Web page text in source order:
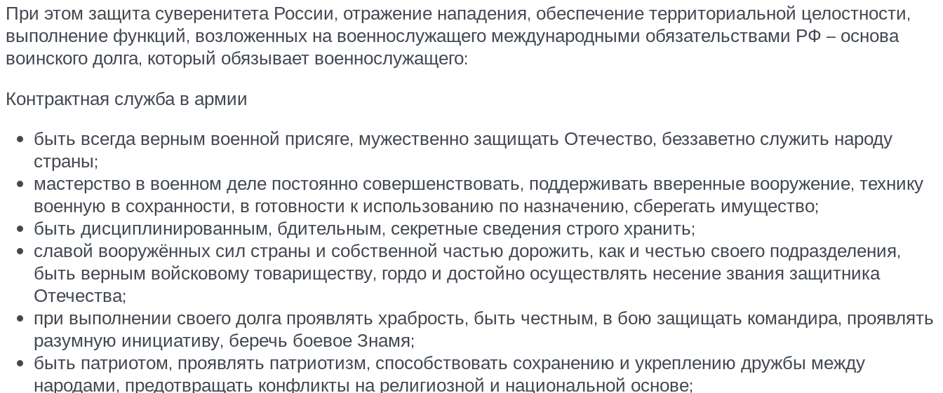
При этом защита суверенитета России, отражение нападения, обеспечение территориальной целостности,
выполнение функций, возложенных на военнослужащего международными обязательствами РФ – основа
воинского долга, который обязывает военнослужащего:
Контрактная служба в армии
быть всегда верным военной присяге, мужественно защищать Отечество, беззаветно служить народу
страны;
мастерство в военном деле постоянно совершенствовать, поддерживать вверенные вооружение, технику
военную в сохранности, в готовности к использованию по назначению, сберегать имущество;
быть дисциплинированным, бдительным, секретные сведения строго хранить;
славой вооружённых сил страны и собственной частью дорожить, как и честью своего подразделения,
быть верным войсковому товариществу, гордо и достойно осуществлять несение звания защитника
Отечества;
при выполнении своего долга проявлять храбрость, быть честным, в бою защищать командира, проявлять
разумную инициативу, беречь боевое Знамя;
быть патриотом, проявлять патриотизм, способствовать сохранению и укреплению дружбы между
народами, предотвращать конфликты на религиозной и национальной основе;